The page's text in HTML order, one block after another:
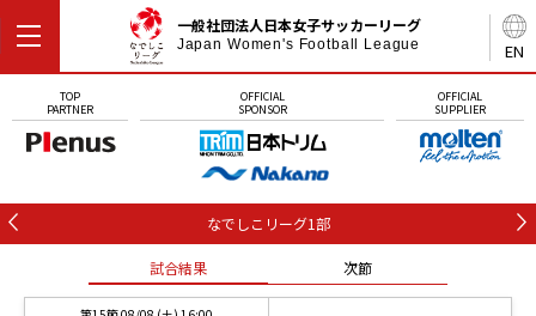
EN
一般社団法人日本女子サッカーリーグ
Japan Women's Football League
TOP
PARTNER
OFFICIAL
SPONSOR
OFFICIAL
SUPPLIER
なでしこリーグ1部
試合結果 次節